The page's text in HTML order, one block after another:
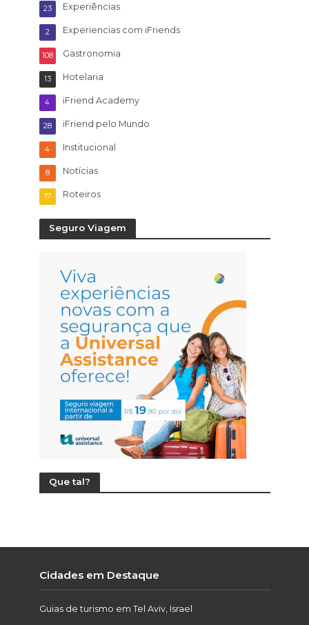
Experiências
23
Experiencias com iFriends
2
Gastronomia
108
Hotelaria
13
iFriend Academy
4
iFriend pelo Mundo
28
Institucional
4
Notícias
8
Roteiros
17
Seguro Viagem
Que tal?
Cidades em Destaque
Guias de turismo em Tel Aviv, Israel